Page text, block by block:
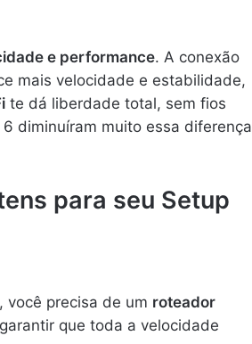
e performance. A conexão
mais velocidade e estabilidade,
te dá liberdade total, sem fios
diminuíram muito essa diferença
para seu Setup
você precisa de um roteador
que toda a velocidade